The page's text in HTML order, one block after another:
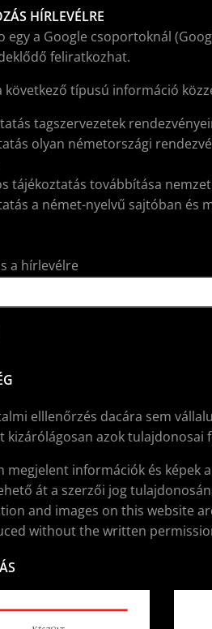
HÍRLEVÉLRE
egy a Google csoportoknál
feliratkozhat.
következő típusú információ
tagszervezetek
olyan németországi
tájékoztatás továbbítása
a német-nyelvű sajtóban és
a hírlevélre
elllenőrzés dacára sem
kizárólágosan azok tulajdonosai
megjelent információk és képek
át a szerzői jog
and images on this website
without the written